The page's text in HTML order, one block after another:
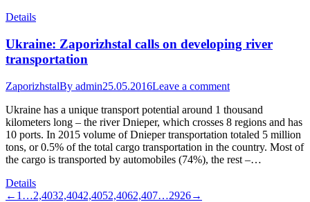
Details
Ukraine: Zaporizhstal calls on developing river
transportation
ZaporizhstalBy admin25.05.2016Leave a comment
Ukraine has a unique transport potential around 1 thousand
kilometers long – the river Dnieper, which crosses 8 regions and has
10 ports. In 2015 volume of Dnieper transportation totaled 5 million
tons, or 0.5% of the total cargo transportation in the country. Most of
the cargo is transported by automobiles (74%), the rest –…
Details
← 1 …2,4032,4042,4052,4062,407…2926→